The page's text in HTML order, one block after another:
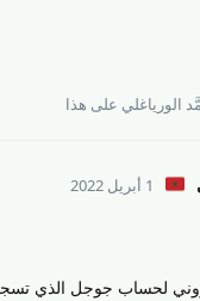
الورياغلي على هذا
1 أبريل 2022
لحساب جوجل الذي